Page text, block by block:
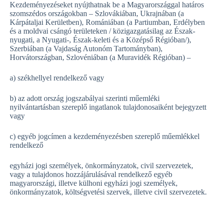
Kezdeményezéseket nyújthatnak be a Magyarországgal határos
szomszédos országokban – Szlovákiában, Ukrajnában (a
Kárpátaljai Kerületben), Romániában (a Partiumban, Erdélyben
és a moldvai csángó területeken / közigazgatásilag az Észak-
nyugati, a Nyugati-, Észak-keleti és a Középső Régióban/),
Szerbiában (a Vajdaság Autonóm Tartományban),
Horvátországban, Szlovéniában (a Muravidék Régióban) –
a) székhellyel rendelkező vagy
b) az adott ország jogszabályai szerinti műemléki
nyilvántartásban szereplő ingatlanok tulajdonosaiként bejegyzett
vagy
c) egyéb jogcímen a kezdeményezésben szereplő műemlékkel
rendelkező
egyházi jogi személyek, önkormányzatok, civil szervezetek,
vagy a tulajdonos hozzájárulásával rendelkező egyéb
magyarországi, illetve külhoni egyházi jogi személyek,
önkormányzatok, költségvetési szervek, illetve civil szervezetek.